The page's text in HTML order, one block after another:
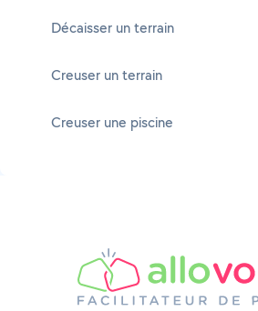
Décaisser un terrain
Creuser un terrain
Creuser une piscine